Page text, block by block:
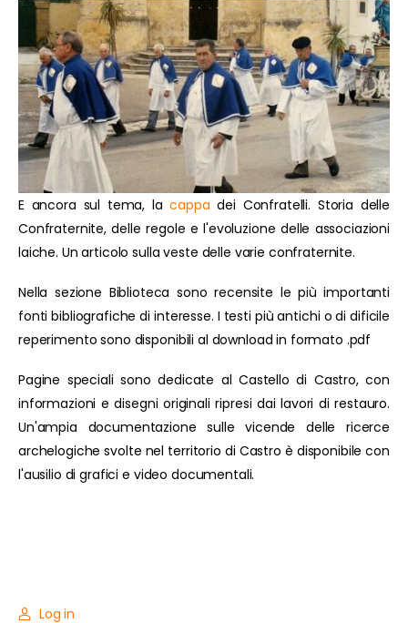
E ancora sul tema, lacappa dei Confratelli. Storia delle
Confraternite, delle regole e l'evoluzione delle associazioni
laiche. Un articolo sulla veste delle varie confraternite.
Nella sezione Biblioteca sono recensite le più importanti
fonti bibliografiche di interesse. I testi più antichi o di dificile
reperimento sono disponibili al download in formato .pdf
Pagine speciali sono dedicate al Castello di Castro, con
informazioni e disegni originali ripresi dai lavori di restauro.
Un'ampia documentazione sulle vicende delle ricerce
archelogiche svolte nel territorio di Castro è disponibile con
l'ausilio di grafici e video documentali.
Log in